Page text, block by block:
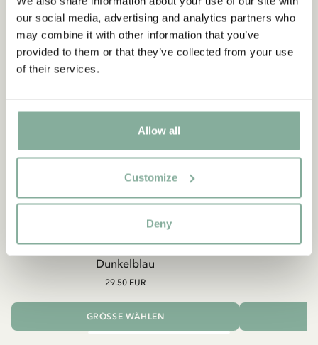
our social media, advertising and analytics partners who
may combine it with other information that you’ve
provided to them or that they’ve collected from your use
of their services.
Allow all
Customize
Deny
Shirt Pippi Langstrumpf mit Goldkoffer –
Dunkelblau
PIPPI LANGSTRUMPF
29.50 EUR
GRÖSSE WÄHLEN